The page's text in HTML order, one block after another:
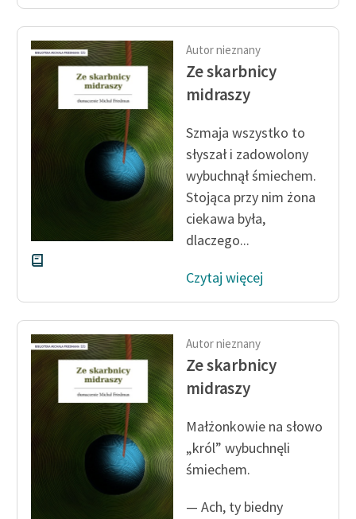
Autor nieznany
Ze skarbnicy
midraszy
Szmaja wszystko to
słyszał i zadowolony
wybuchnął śmiechem.
Stojąca przy nim żona
ciekawa była,
dlaczego...
Czytaj więcej
Autor nieznany
Ze skarbnicy
midraszy
Małżonkowie na słowo
„król” wybuchnęli
śmiechem.
— Ach, ty biedny